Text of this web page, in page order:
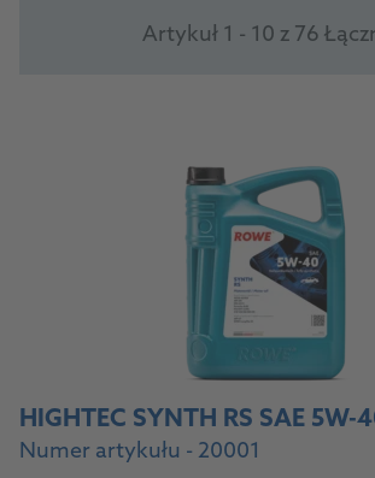
Artykuł 1 - 10 z 76
HIGHTEC SYNTH RS SAE 5W-
Numer artykułu - 20001